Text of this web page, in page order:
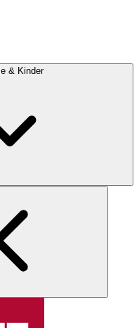
& Kinder